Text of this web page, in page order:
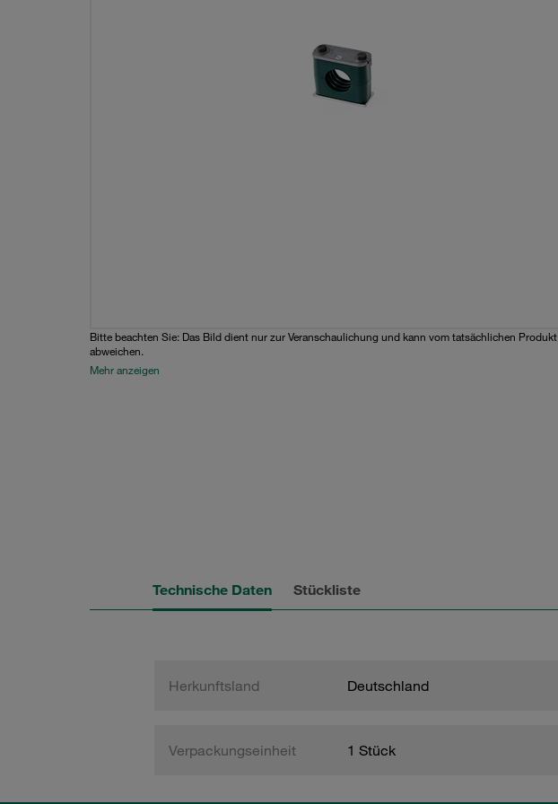
Bitte beachten Sie: Das Bild dient nur zur Veranschaulichung und kann vom tatsächlichen Produkt
abweichen.
Mehr anzeigen
Technische Daten Stückliste
Herkunftsland Deutschland
Verpackungseinheit 1 Stück